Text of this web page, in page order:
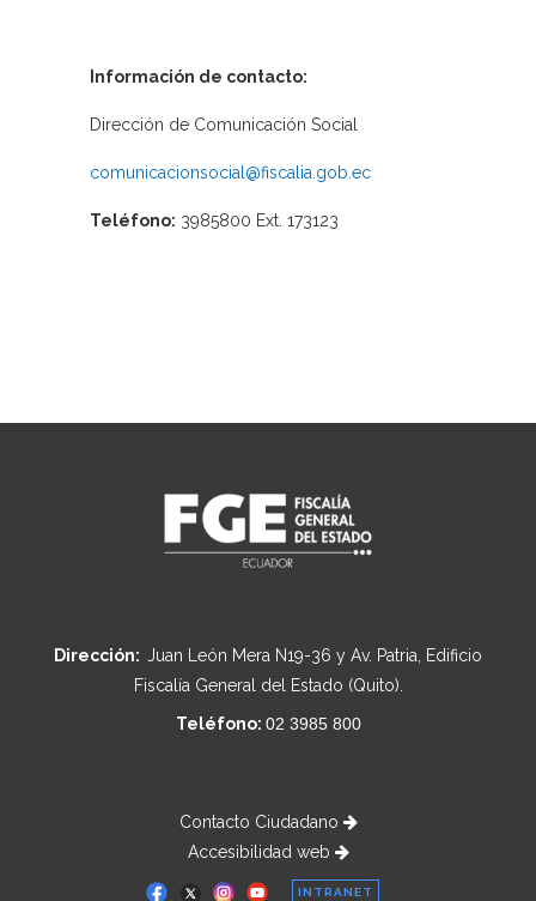
Información de contacto:
Dirección de Comunicación Social
comunicacionsocial@fiscalia.gob.ec
Teléfono: 3985800 Ext. 173123
Dirección: Juan León Mera N19-36 y Av. Patria, Edificio
Fiscalía General del Estado (Quito).
Teléfono: 02 3985 800
Contacto Ciudadano
Accesibilidad web
INTRANET